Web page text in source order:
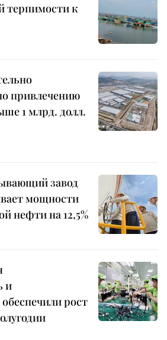
терпимости к
привлечению
1 млрд. долл.
завод
мощности
нефти на 12,5%
и
рост